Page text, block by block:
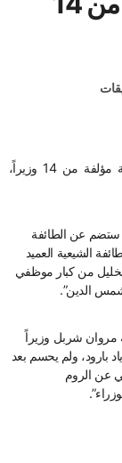
“هذه الحكومة ستضم عن الطائفة
الشيعية العميد
من كبار موظفي
شمس الدين”.
مروان شربل وزيراً
بارود، ولم يحسم بعد
عن الروم